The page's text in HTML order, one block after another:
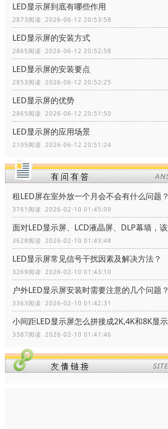
LED显示屏到底有哪些作用
2873阅读 2026-06-12 20:53:58
LED显示屏的安装方式
2865阅读 2026-06-12 20:52:58
LED显示屏的安装要点
2853阅读 2026-06-12 20:52:25
LED显示屏的优势
2865阅读 2026-06-12 20:51:50
LED显示屏的应用场景
2105阅读 2026-06-12 20:51:24
租LED屏在室外放一个月会不会有什么问题？
3761阅读 2026-02-10 01:45:09
3628阅读 2026-02-10 01:43:48
LED显示屏常见信号干扰因素及解决方法？
3269阅读 2026-02-10 01:43:10
户外LED显示屏安装时需要注意的几个问题？
3363阅读 2026-02-10 01:42:31
小间距LED显示屏怎么拼接成2K,4K和8K显
3387阅读 2026-02-10 01:41:46